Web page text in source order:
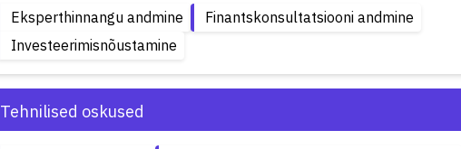
Eksperthinnangu andmine
Finantskonsultatsiooni andmine
Investeerimisnõustamine
Tehnilised oskused